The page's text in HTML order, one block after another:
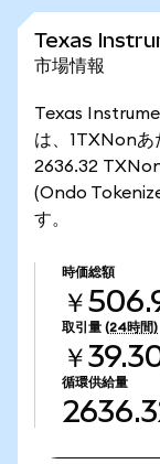
Texas
市場情報
Texas
は、1TXNonあ
2636.32
(Ondo
す。
時価総額
￥
取引量 (24時間)
￥
循環供給量